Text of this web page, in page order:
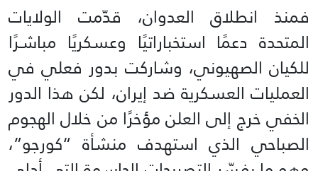
فمنذ انطلاق العدوان، قدّمت الولايات
المتحدة دعمًا استخباراتيًا وعسكريًا مباشـرًا
للكيان الصهيوني، وشاركت بدور فعلي في
العمليات العسكرية ضد إيران، لكن هذا الدور
الخفي خرج إلى العلن مؤخرًا من خلال الهجوم
الصباحي الذي استهدف منشأة “كورجو”،